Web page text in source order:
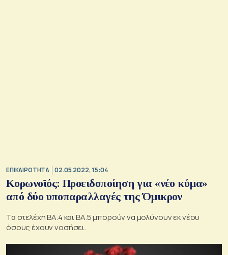
ΕΠΙΚΑΙΡΟΤΗΤΑ 02.05.2022, 15:04
Κορωνοϊός: Προειδοποίηση για «νέο κύμα»
από δύο υποπαραλλαγές της Όμικρον
Τα στελέχη BA.4 και BA.5 μπορούν να μολύνουν εκ νέου
όσους έχουν νοσήσει.